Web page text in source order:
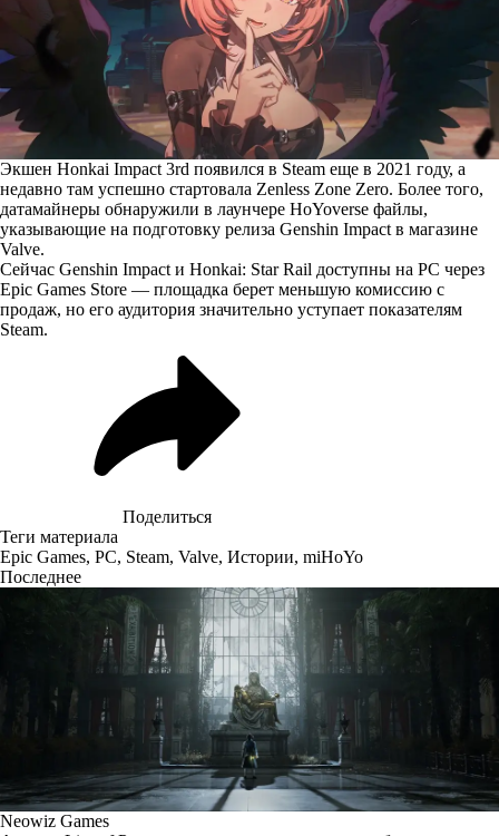
Экшен Honkai Impact 3rd появился в Steam еще в 2021 году, а
недавно там успешно стартовала Zenless Zone Zero. Более того,
датамайнеры обнаружили в лаунчере HoYoverse файлы,
указывающие на подготовку релиза Genshin Impact в магазине
Valve.
Сейчас Genshin Impact и Honkai: Star Rail доступны на PC через
Epic Games Store — площадка берет меньшую комиссию с
продаж, но его аудитория значительно уступает показателям
Steam.
Поделиться
Теги материала
Epic Games, PC, Steam, Valve, Истории, miHoYo
Последнее
Neowiz Games